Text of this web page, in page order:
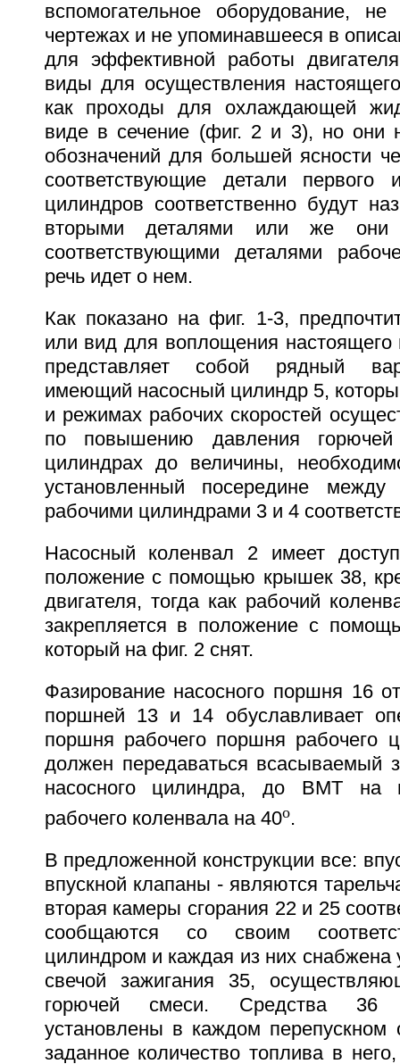
вспомогательное оборудование,
чертежах и не упоминавшееся в
для эффективной работы
виды для осуществления
как проходы для охлаждающей
виде в сечение (фиг. 2 и 3), но
обозначений для большей ясности
соответствующие детали первого
цилиндров соответственно будут
вторыми деталями или же они
соответствующими деталями
речь идет о нем.
Как показано на фиг. 1-3,
или вид для воплощения настоящего
представляет собой рядный
имеющий насосный цилиндр 5,
и режимах рабочих скоростей
по повышению давления
цилиндрах до величины,
установленный посередине
рабочими цилиндрами 3 и 4
Насосный коленвал 2 имеет
положение с помощью крышек 38,
двигателя, тогда как рабочий
закрепляется в положение с
который на фиг. 2 снят.
Фазирование насосного поршня 16
поршней 13 и 14 обуславливает
поршня рабочего поршня рабочего
должен передаваться всасываемый
насосного цилиндра, до ВМТ на
рабочего коленвала на 40o.
В предложенной конструкции все:
впускной клапаны - являются
вторая камеры сгорания 22 и 25
сообщаются со своим
цилиндром и каждая из них снабжена
свечой зажигания 35,
горючей смеси. Средства 36
установлены в каждом перепускном
заданное количество топлива в